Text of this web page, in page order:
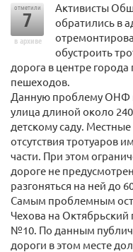
отметили
7
в архиве
Активисты
обратились в
обустроить
дорога в центре города
пешеходов.
Данную проблему ОНФ
улица длиной около
детскому саду.
отсутствия тротуаров
части. При этом
дороге не
разгоняться на ней до
Самым проблемным
Чехова на
№10. По данным
дороги в этом месте